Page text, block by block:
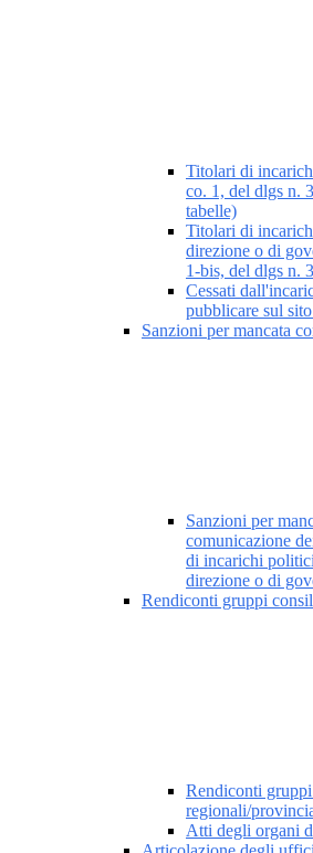
Titolari di
co. 1, del dlgs n.
tabelle)
Titolari di
direzione o di
1-bis, del dlgs n.
Cessati
pubblicare sul
Sanzioni per mancata
Sanzioni per
comunicazione
di incarichi
direzione o di
Rendiconti gruppi
Rendiconti
regionali/
Atti degli organi